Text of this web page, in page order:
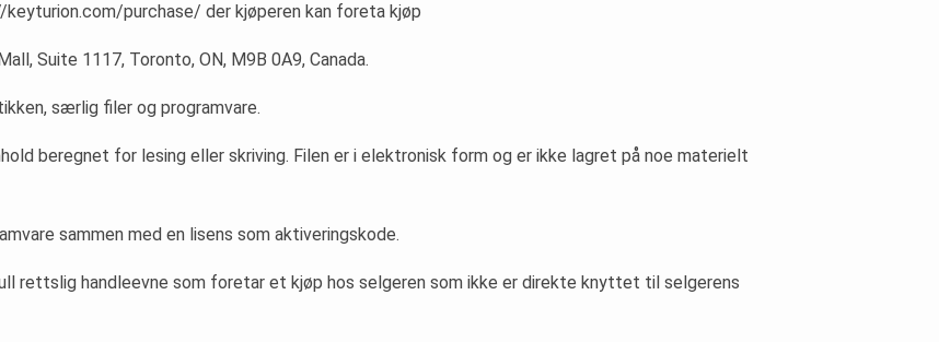
purchase/ der kjøperen kan foreta kjøp
Suite 1117, Toronto, ON, M9B 0A9, Canada.
særlig filer og programvare.
beregnet for lesing eller skriving. Filen er i elektronisk form og er ikke lagret på noe materielt
sammen med en lisens som aktiveringskode.
rettslig handleevne som foretar et kjøp hos selgeren som ikke er direkte knyttet til selgerens